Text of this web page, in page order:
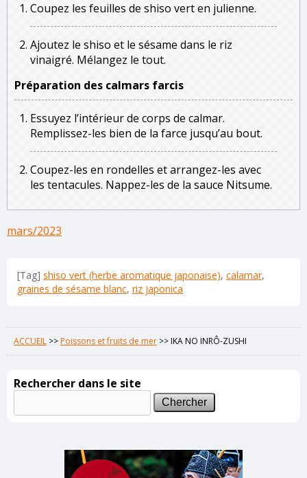
Coupez les feuilles de shiso vert en julienne.
Ajoutez le shiso et le sésame dans le riz
vinaigré. Mélangez le tout.
Préparation des calmars farcis
Essuyez l’intérieur de corps de calmar.
Remplissez-les bien de la farce jusqu’au bout.
Coupez-les en rondelles et arrangez-les avec
les tentacules. Nappez-les de la sauce Nitsume.
mars/2023
[Tag] shiso vert (herbe aromatique japonaise), calamar,
graines de sésame blanc, riz japonica
ACCUEIL >>Poissons et fruits de mer >>IKA NO INRÔ-ZUSHI
Rechercher dans le site